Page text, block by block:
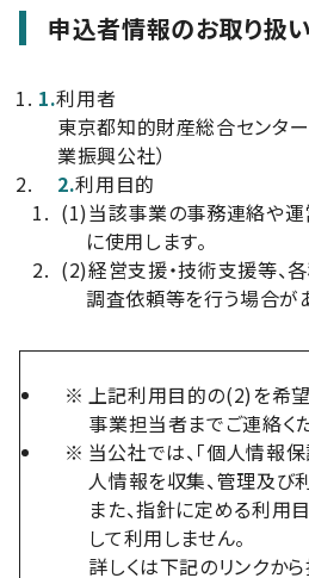
申込者情報のお取り扱
1.利用者
東京都知的財産総合センター
業振興公社）
2.利用目的
(1)当該事業の事務連絡や運
に使用します。
(2)経営支援・技術支援等、
調査依頼等を行う場合が
※ 上記利用目的の(2)を希
事業担当者までご連絡く
※ 当公社では、「個人情報
人情報を収集、管理及び
また、指針に定める利用
して利用しません。
詳しくは下記のリンクか